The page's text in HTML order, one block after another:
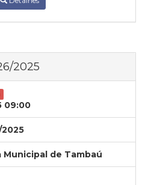
2025
09:00
2025
de Tambaú